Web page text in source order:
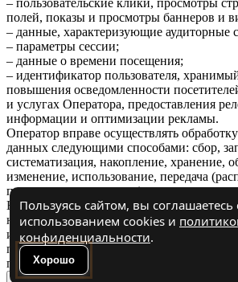
полей, показы и просмотры баннеров и
– данные, характеризующие аудиторные
– параметры сессии;
– данные о времени посещения;
– идентификатор пользователя,
повышения осведомленности
и услугах Оператора, предоставления
информации и оптимизации рекламы.
Оператор вправе осуществлять
данных следующими способами: сбор,
систематизация, накопление, хранение,
изменение, использование, передача
предоставление, доступ).
Настоящее согласие вступает в силу с
на Сайт Оператора и действует в течение
истечения указанного срока в случае
персональных данных согласия на
персональных данных.
Х
Пользуясь сайтом, вы соглашаетесь
использованием cookies и
конфиденциальности.
Хорошо